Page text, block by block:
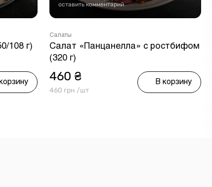
108 г)
оставить комментарий
Салаты
Салат «Панцанелла» с ростбифом
(320 г)
460 ₴
460 грн /шт
В корзину